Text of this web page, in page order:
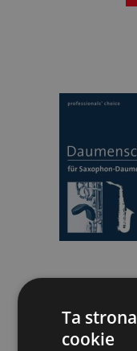
A&S
Ta
cookie